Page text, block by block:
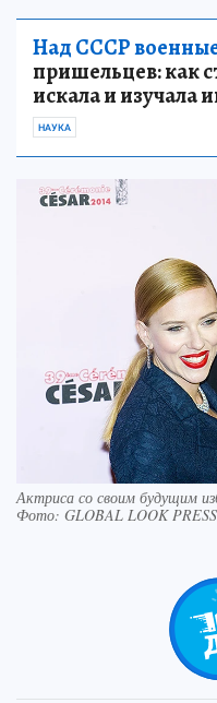
Над СССР
пришельцев: как
искала и изучала
НАУКА
Актриса со своим будущим
Фото: GLOBAL LOOK